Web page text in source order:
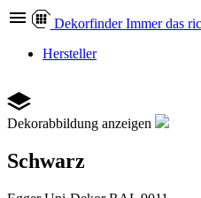
Dekorfinder Immer das
Hersteller
Dekorabbildung anzeigen
Schwarz